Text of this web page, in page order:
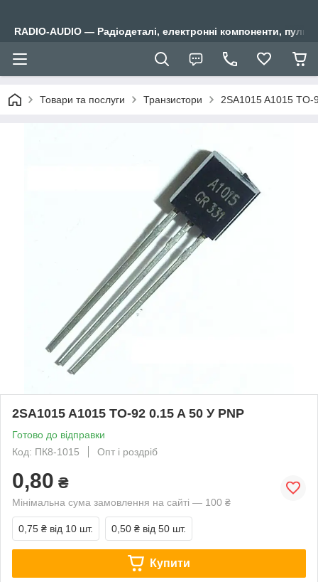
RADIO-AUDIO — Радіодеталі, електронні компоненти,
Товари та послуги Транзистори 2SA1015 A1015 TO-
2SA1015 A1015 TO-92 0.15 A 50 У PNP
Готово до відправки
Код: ПК8-1015
Опт і роздріб
0,80 ₴
Мінімальна сума замовлення на сайті — 100 ₴
0,75 ₴ від 10 шт. 0,50 ₴ від 50 шт.
Купити